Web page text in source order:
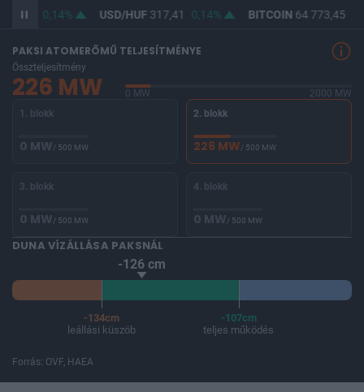
0,14% USD/HUF317,41 0,14% BITCOIN64 773,45
PAKSI ATOMERŐMŰ TELJESÍTMÉNYE
Összteljesítmény
226 MW 0 MW
2000 MW
1. blokk
0 MW/ 500 MW
2. blokk
226 MW/ 500 MW
3. blokk
0 MW/ 500 MW
4. blokk
0 MW/ 500 MW
DUNA VÍZÁLLÁSA PAKSNÁL
-126 cm
-134cm
leállási küszöb
-107cm
teljes működés
Forrás: OVF, HAEA